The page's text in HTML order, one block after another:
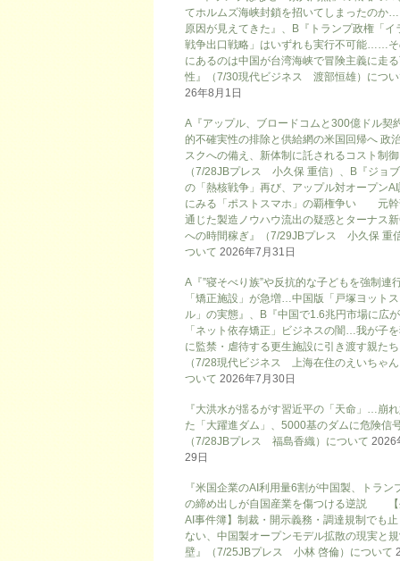
てホルムズ海峡封鎖を招いてしまったのか
原因が見えてきた』、B『トランプ政権「イ
戦争出口戦略」はいずれも実行不可能……
にあるのは中国が台湾海峡で冒険主義に走
性』（7/30現代ビジネス 渡部恒雄）につ
26年8月1日
A『アップル、ブロードコムと300億ドル
的不確実性の排除と供給網の米国回帰へ 政
スクへの備え、新体制に託されるコスト制
（7/28JBプレス 小久保 重信）、B『ジョ
の「熱核戦争」再び、アップル対オープン
にみる「ポストスマホ」の覇権争い 元幹
通じた製造ノウハウ流出の疑惑とターナス
への時間稼ぎ』（7/29JBプレス 小久保 重
ついて 2026年7月31日
A『”寝そべり族”や反抗的な子どもを強制連
「矯正施設」が急増…中国版「戸塚ヨット
ル」の実態』、B『中国で1.6兆円市場に広
「ネット依存矯正」ビジネスの闇…我が子
に監禁・虐待する更生施設に引き渡す親た
（7/28現代ビジネス 上海在住のえいちゃ
ついて 2026年7月30日
『大洪水が揺るがす習近平の「天命」…崩
た「大躍進ダム」、5000基のダムに危険信
（7/28JBプレス 福島香織）について 2026
29日
『米国企業のAI利用量6割が中国製、トラン
の締め出しが自国産業を傷つける逆説 【
AI事件簿】制裁・開示義務・調達規制でも
ない、中国製オープンモデル拡散の現実と
壁』（7/25JBプレス 小林 啓倫）について